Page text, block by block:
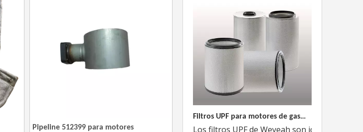
Pipeline 512399 para motores
Filtros UPF para motores de gas MWM
Los filtros UPF de Weyeah son ideales para